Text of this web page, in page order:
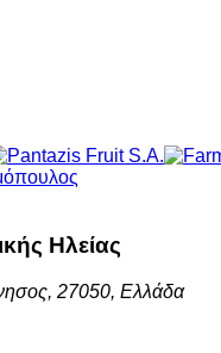
Ηλείας
27050, Ελλάδα